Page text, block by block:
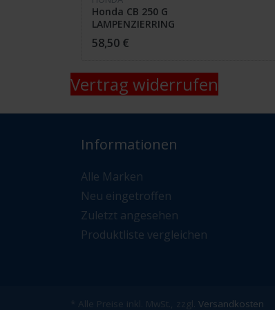
Honda CB 250 G
LAMPENZIERRING
33101-369-600 /
58,50 €
Vertrag widerrufen
Informationen
Alle Marken
Neu eingetroffen
Zuletzt angesehen
Produktliste vergleichen
* Alle Preise inkl. MwSt., zzgl. Versandkosten